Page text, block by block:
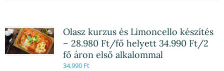
Olasz kurzus és Limoncello készítés
– 28.980 Ft/fő helyett 34.990 Ft/2
fő áron első alkalommal
34,990 Ft